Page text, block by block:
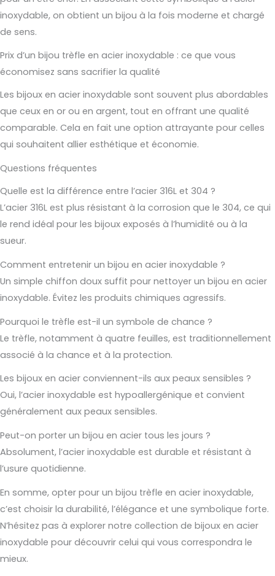
inoxydable, on obtient un bijou à la fois moderne et chargé
de sens.
Prix d’un bijou trèfle en acier inoxydable : ce que vous
économisez sans sacrifier la qualité
Les bijoux en acier inoxydable sont souvent plus abordables
que ceux en or ou en argent, tout en offrant une qualité
comparable. Cela en fait une option attrayante pour celles
qui souhaitent allier esthétique et économie.
Questions fréquentes
Quelle est la différence entre l’acier 316L et 304 ?
L’acier 316L est plus résistant à la corrosion que le 304, ce qui
le rend idéal pour les bijoux exposés à l’humidité ou à la
sueur.
Comment entretenir un bijou en acier inoxydable ?
Un simple chiffon doux suffit pour nettoyer un bijou en acier
inoxydable. Évitez les produits chimiques agressifs.
Pourquoi le trèfle est-il un symbole de chance ?
Le trèfle, notamment à quatre feuilles, est traditionnellement
associé à la chance et à la protection.
Les bijoux en acier conviennent-ils aux peaux sensibles ?
Oui, l’acier inoxydable est hypoallergénique et convient
généralement aux peaux sensibles.
Peut-on porter un bijou en acier tous les jours ?
Absolument, l’acier inoxydable est durable et résistant à
l’usure quotidienne.
En somme, opter pour un bijou trèfle en acier inoxydable,
c’est choisir la durabilité, l’élégance et une symbolique forte.
N’hésitez pas à explorer notre collection de bijoux en acier
inoxydable pour découvrir celui qui vous correspondra le
mieux.